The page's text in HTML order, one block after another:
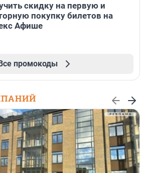
скидку на первую и
покупку билетов на
Афише
промокоды